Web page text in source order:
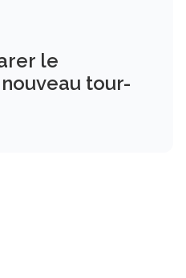
le
tour-